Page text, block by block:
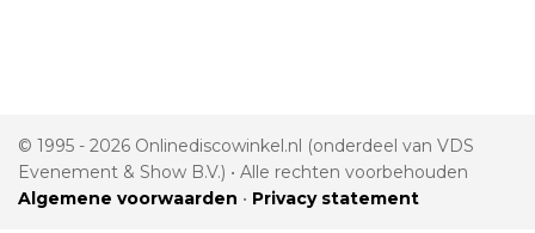
© 1995 - 2026 Onlinediscowinkel.nl (onderdeel van VDS
Evenement & Show B.V.) • Alle rechten voorbehouden
Algemene voorwaarden • Privacy statement